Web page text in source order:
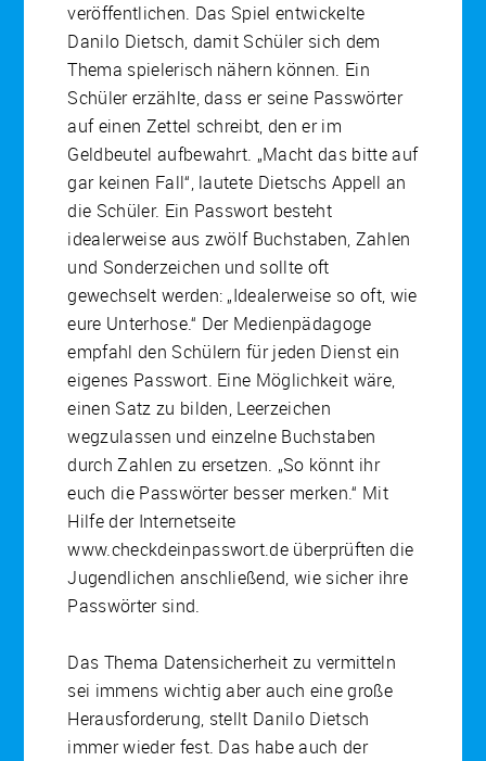
veröffentlichen. Das Spiel entwickelte
Danilo Dietsch, damit Schüler sich dem
Thema spielerisch nähern können. Ein
Schüler erzählte, dass er seine Passwörter
auf einen Zettel schreibt, den er im
Geldbeutel aufbewahrt. „Macht das bitte auf
gar keinen Fall“, lautete Dietschs Appell an
die Schüler. Ein Passwort besteht
idealerweise aus zwölf Buchstaben, Zahlen
und Sonderzeichen und sollte oft
gewechselt werden: „Idealerweise so oft, wie
eure Unterhose.“ Der Medienpädagoge
empfahl den Schülern für jeden Dienst ein
eigenes Passwort. Eine Möglichkeit wäre,
einen Satz zu bilden, Leerzeichen
wegzulassen und einzelne Buchstaben
durch Zahlen zu ersetzen. „So könnt ihr
euch die Passwörter besser merken.“ Mit
Hilfe der Internetseite
www.checkdeinpasswort.de überprüften die
Jugendlichen anschließend, wie sicher ihre
Passwörter sind.
Das Thema Datensicherheit zu vermitteln
sei immens wichtig aber auch eine große
Herausforderung, stellt Danilo Dietsch
immer wieder fest. Das habe auch der